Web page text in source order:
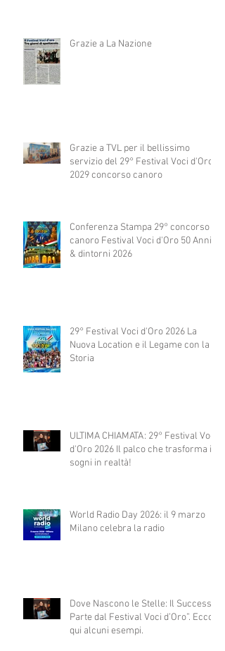
Grazie a La Nazione
Grazie a TVL per il bellissimo
servizio del 29° Festival Voci d'Oro
2029 concorso canoro
Conferenza Stampa 29° concorso
canoro Festival Voci d'Oro 50 Anni
& dintorni 2026
29° Festival Voci d'Oro 2026 La
Nuova Location e il Legame con la
Storia
ULTIMA CHIAMATA: 29° Festival Voci
d'Oro 2026 Il palco che trasforma i
sogni in realtà!
World Radio Day 2026: il 9 marzo
Milano celebra la radio
Dove Nascono le Stelle: Il Successo
Parte dal Festival Voci d’Oro”. Ecco
qui alcuni esempi.